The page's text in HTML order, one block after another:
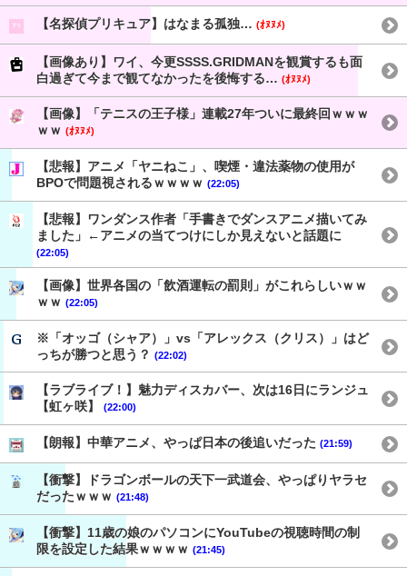
【名探偵プリキュア】はなまる孤独… (ｵﾇﾇﾒ)
【画像あり】ワイ、今更SSSS.GRIDMANを観賞するも面
白過ぎて今まで観てなかったを後悔する… (ｵﾇﾇﾒ)
【画像】「テニスの王子様」連載27年ついに最終回ｗｗｗ
ｗｗ (ｵﾇﾇﾒ)
【悲報】アニメ「ヤニねこ」、喫煙・違法薬物の使用が
BPOで問題視されるｗｗｗｗ (22:05)
【悲報】ワンダンス作者「手書きでダンスアニメ描いてみ
ました」←アニメの当てつけにしか見えないと話題に
(22:05)
【画像】世界各国の「飲酒運転の罰則」がこれらしいｗｗ
ｗｗ (22:05)
※「オッゴ（シャア）」vs「アレックス（クリス）」はど
っちが勝つと思う？ (22:02)
【ラブライブ！】魅力ディスカバー、次は16日にランジュ
【虹ヶ咲】
(22:00)
【朗報】中華アニメ、やっぱ日本の後追いだった (21:59)
【衝撃】ドラゴンボールの天下一武道会、やっぱりヤラセ
だったｗｗｗ (21:48)
【衝撃】11歳の娘のパソコンにYouTubeの視聴時間の制
限を設定した結果ｗｗｗｗ (21:45)